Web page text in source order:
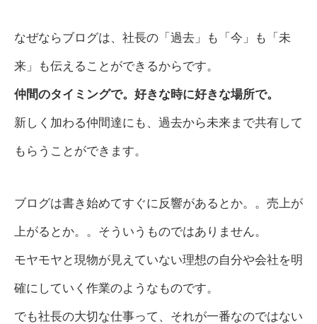
なぜならブログは、社長の「過去」も「今」も「未
来」も伝えることができるからです。
仲間のタイミングで。好きな時に好きな場所で。
新しく加わる仲間達にも、過去から未来まで共有して
もらうことができます。
ブログは書き始めてすぐに反響があるとか。。売上が
上がるとか。。そういうものではありません。
モヤモヤと現物が見えていない理想の自分や会社を明
確にしていく作業のようなものです。
でも社長の大切な仕事って、それが一番なのではない